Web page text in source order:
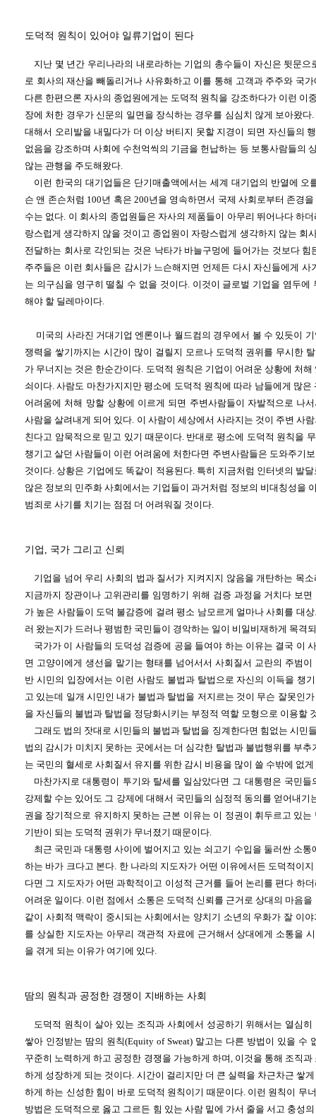
도덕적 원칙이 있어야 일류기업이 된다
지난 몇 년간 우리나라의 내로라하는 기업의 총수들이 자신은 뒷문으
로 회사의 재산을 빼돌리거나 사유화하고 이를 통해 고객과 주주와 국
다른 한편으론 자사의 종업원에게는 도덕적 원칙을 강조하다가 이런 이
장에 처한 경우가 신문의 일면을 장식하는 경우를 심심치 않게 보아왔
대해서 오리발을 내밀다가 더 이상 버티지 못할 지경이 되면 자신들의
없음을 강조하며 사회에 수천억씩의 기금을 헌납하는 등 보통사람들의
않는 관행을 주도해왔다.
이런 한국의 대기업들은 단기매출액에서는 세계 대기업의 반열에 오
슨 앤 존슨처럼 100년 혹은 200년을 영속하면서 국제 사회로부터 존경
수는 없다. 이 회사의 종업원들은 자사의 제품들이 아무리 뛰어나다 하
랑스럽게 생각하지 않을 것이고 종업원이 자랑스럽게 생각하지 않는 회
전달하는 회사로 각인되는 것은 낙타가 바늘구멍에 들어가는 것보다 힘
주주들은 이런 회사들은 감시가 느슨해지면 언제든 다시 자신들에게 사
는 의구심을 영구히 떨칠 수 없을 것이다. 이것이 글로벌 기업을 염두에
해야 할 딜레마이다.
미국의 사라진 거대기업 엔론이나 월드컴의 경우에서 볼 수 있듯이
쟁력을 쌓기까지는 시간이 많이 걸릴지 모르나 도덕적 권위를 무시한
가 무너지는 것은 한순간이다. 도덕적 원칙은 기업이 어려운 상황에 처
쇠이다. 사람도 마찬가지지만 평소에 도덕적 원칙에 따라 남들에게 많
어려움에 처해 망할 상황에 이르게 되면 주변사람들이 자발적으로 나
사람을 살려내게 되어 있다. 이 사람이 세상에서 사라지는 것이 주변 사
친다고 암묵적으로 믿고 있기 때문이다. 반대로 평소에 도덕적 원칙을
챙기고 살던 사람들이 이런 어려움에 처한다면 주변사람들은 도와주기
것이다. 상황은 기업에도 똑같이 적용된다. 특히 지금처럼 인터넷의 발
않은 정보의 민주화 사회에서는 기업들이 과거처럼 정보의 비대칭성을
범죄로 사기를 치기는 점점 더 어려워질 것이다.
기업, 국가 그리고 신뢰
기업을 넘어 우리 사회의 법과 질서가 지켜지지 않음을 개탄하는 목
지금까지 장관이나 고위관리를 임명하기 위해 검증 과정을 거치다 보
가 높은 사람들이 도덕 불감증에 걸려 평소 남모르게 얼마나 사회를 대
러 왔는지가 드러나 평범한 국민들이 경악하는 일이 비일비재하게 목격
국가가 이 사람들의 도덕성 검증에 공을 들여야 하는 이유는 결국 이
면 고양이에게 생선을 맡기는 형태를 넘어서서 사회질서 교란의 주범
반 시민의 입장에서는 이런 사람도 불법과 탈법으로 자신의 이득을 챙
고 있는데 일개 시민인 내가 불법과 탈법을 저지르는 것이 무슨 잘못인
을 자신들의 불법과 탈법을 정당화시키는 부정적 역할 모형으로 이용할
그래도 법의 잣대로 시민들의 불법과 탈법을 징계한다면 힘없는 시민
법의 감시가 미치지 못하는 곳에서는 더 심각한 탈법과 불법행위를 부
는 국민의 혈세로 사회질서 유지를 위한 감시 비용을 많이 쓸 수밖에 없게
마찬가지로 대통령이 투기와 탈세를 일삼았다면 그 대통령은 국민
강제할 수는 있어도 그 강제에 대해서 국민들의 심정적 동의를 얻어내기
권을 장기적으로 유지하지 못하는 근본 이유는 이 정권이 휘두르고 있
기반이 되는 도덕적 권위가 무너졌기 때문이다.
최근 국민과 대통령 사이에 벌어지고 있는 쇠고기 수입을 둘러싼 소
하는 바가 크다고 본다. 한 나라의 지도자가 어떤 이유에서든 도덕적이
다면 그 지도자가 어떤 과학적이고 이성적 근거를 들어 논리를 편다 하
어려운 일이다. 이런 점에서 소통은 도덕적 신뢰를 근거로 상대의 마음
같이 사회적 맥락이 중시되는 사회에서는 양치기 소년의 우화가 잘 이
를 상실한 지도자는 아무리 객관적 자료에 근거해서 상대에게 소통을
을 겪게 되는 이유가 여기에 있다.
땀의 원칙과 공정한 경쟁이 지배하는 사회
도덕적 원칙이 살아 있는 조직과 사회에서 성공하기 위해서는 열심
쌓아 인정받는 땀의 원칙(Equity of Sweat) 말고는 다른 방법이 있을 수
꾸준히 노력하게 하고 공정한 경쟁을 가능하게 하며, 이것을 통해 조직
하게 성장하게 되는 것이다. 시간이 걸리지만 더 큰 실력을 차근차근 쌓
하게 하는 신성한 힘이 바로 도덕적 원칙이기 때문이다. 이런 원칙이 무
방법은 도덕적으로 옳고 그르든 힘 있는 사람 밑에 가서 줄을 서고 충성